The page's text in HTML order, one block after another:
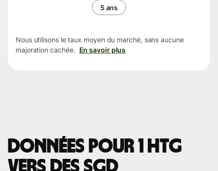
5 ans
Nous utilisons le taux moyen du marché, sans aucune
majoration cachée. En savoir plus
Données pour 1 HTG